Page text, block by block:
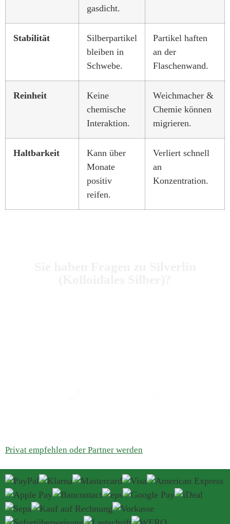
gasdicht.
Stabilität
Silberpartikel
bleiben in
Schwebe.
Partikel haften
an der
Flaschenwand.
Reinheit
Keine
chemische
Interaktion.
Weichmacher &
Chemie können
migrieren.
Haltbarkeit
Kann über
Monate
positiv
reifen.
Verliert schnell
an
Konzentration.
Privat empfehlen oder Partner werden